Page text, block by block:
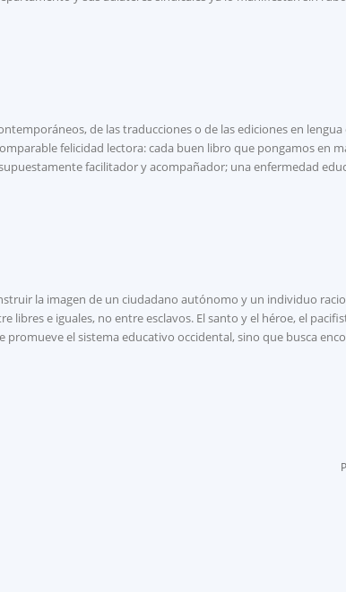
de las traducciones o de las ediciones en
felicidad lectora: cada buen libro que pongamos en
facilitador y acompañador; una enfermedad
la imagen de un ciudadano autónomo y un individuo
e iguales, no entre esclavos. El santo y el héroe, el
el sistema educativo occidental, sino que busca